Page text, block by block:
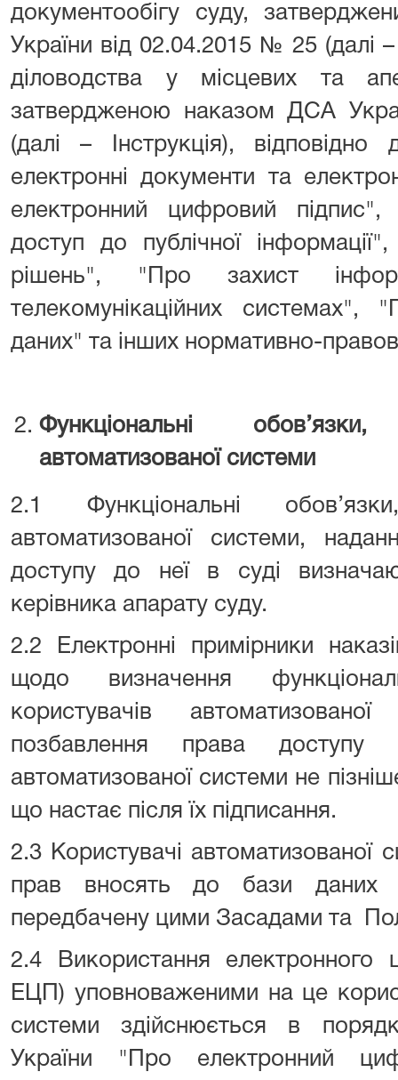
документообігу суду,
України від 02.04.2015 № 25 (далі
діловодства у місцевих та
затвердженою наказом ДСА
(далі – Інструкція),
електронні документи та
електронний цифровий
доступ до публічної
рішень", "Про захист
телекомунікаційних системах",
даних" та інших нормативно-
Функціональні
автоматизованої системи
2.1 Функціональні
автоматизованої системи,
доступу до неї в суді
керівника апарату суду.
2.2 Електронні примірники
щодо визначення
користувачів
позбавлення права
автоматизованої системи не
що настає після їх підписання.
2.3 Користувачі автоматизованої
прав вносять до бази даних
передбачену цими Засадами та
2.4 Використання електронного
ЕЦП) уповноваженими на це
системи здійснюється в
України "Про електронний